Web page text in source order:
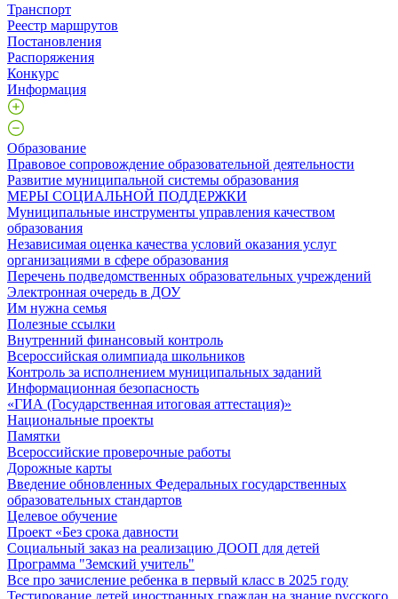
Транспорт
Реестр маршрутов
Постановления
Распоряжения
Конкурс
Информация
Образование
Правовое сопровождение образовательной деятельности
Развитие муниципальной системы образования
МЕРЫ СОЦИАЛЬНОЙ ПОДДЕРЖКИ
Муниципальные инструменты управления качеством
образования
Независимая оценка качества условий оказания услуг
организациями в сфере образования
Перечень подведомственных образовательных учреждений
Электронная очередь в ДОУ
Им нужна семья
Полезные ссылки
Внутренний финансовый контроль
Всероссийская олимпиада школьников
Контроль за исполнением муниципальных заданий
Информационная безопасность
«ГИА (Государственная итоговая аттестация)»
Национальные проекты
Памятки
Всероссийские проверочные работы
Дорожные карты
Введение обновленных Федеральных государственных
образовательных стандартов
Целевое обучение
Проект «Без срока давности
Социальный заказ на реализацию ДООП для детей
Программа "Земский учитель"
Все про зачисление ребенка в первый класс в 2025 году
Тестирование детей иностранных граждан на знание русского